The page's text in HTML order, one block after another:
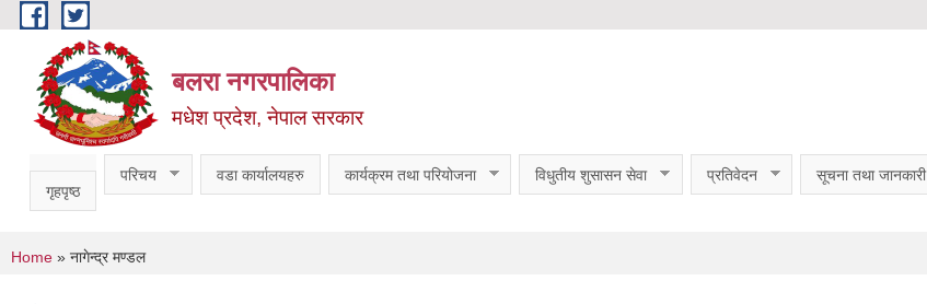
Skip to main content
बलरा नगरपालिका
मधेश प्रदेश, नेपाल सरकार
गृहपृष्ठ
परिचय वडा कार्यालयहरु कार्यक्रम तथा परियोजना विधुतीय शुसासन सेवा प्रतिवेदन सूचना तथा जानकारी
You are here
Home » नागेन्द्र मण्डल